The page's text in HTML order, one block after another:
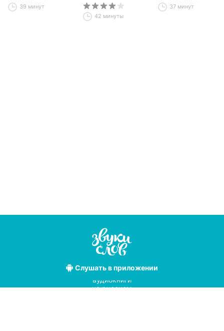
39 минут
42 минуты
37 минут
Слушатьв приложении
Лучшие
аудиокниги
на русском